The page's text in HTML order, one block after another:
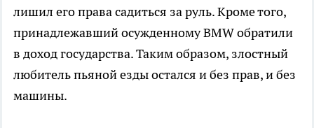
лишил его права садиться за руль. Кроме того,
принадлежавший осужденному BMW обратили
в доход государства. Таким образом, злостный
любитель пьяной езды остался и без прав, и без
машины.